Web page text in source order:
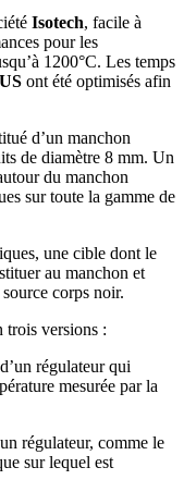
Isotech, facile à
pour les
1200°C. Les temps
ont été optimisés afin
d’un manchon
de diamètre 8 mm. Un
du manchon
sur toute la gamme de
une cible dont le
au manchon et
corps noir.
trois versions :
régulateur qui
mesurée par la
régulateur, comme le
sur lequel est